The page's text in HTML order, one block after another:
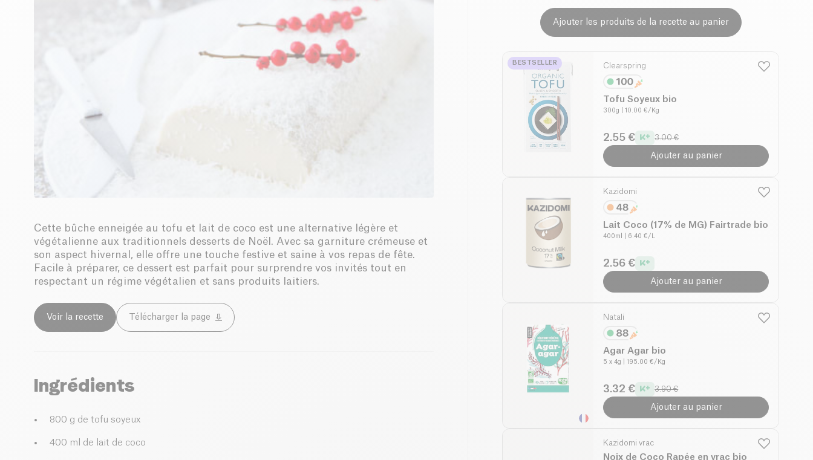
Cette bûche enneigée au tofu et lait de coco est une alternative légère et
végétalienne aux traditionnels desserts de Noël. Avec sa garniture crémeuse et
son aspect hivernal, elle offre une touche festive et saine à vos repas de fête.
Facile à préparer, ce dessert est parfait pour surprendre vos invités tout en
respectant un régime végétalien et sans produits laitiers.
Voir la recette Télécharger la page
Ingrédients
800 g de tofu soyeux
400 ml de lait de coco
Ajouter les produits de la recette au panier
BESTSELLER Clearspring
Tofu Soyeux bio
300g | 10.00 €/Kg
2.55 € 3.00 €
Ajouter au panier
Kazidomi
Lait Coco (17% de MG) Fairtrade bio
400ml | 6.40 €/L
2.56 €
Ajouter au panier
Natali
Agar Agar bio
5 x 4g | 195.00 €/Kg
3.32 € 3.90 €
Ajouter au panier
Kazidomi vrac
Noix de Coco Rapée en vrac bio